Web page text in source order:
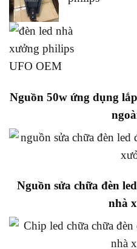
Nguồn 50w ứng dụng
Nguồn sửa chữa đèn
nhà